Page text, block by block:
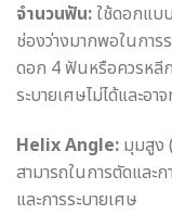
จำนวนฟัน:ใช้ดอกแบบ
ช่องว่างมากพอในกา
ดอก 4 ฟันหรือควรหลี
ระบายเศษไม่ได้และอ
Helix Angle: มุมสูง
สามารถในการตัดและ
และการระบายเศษ